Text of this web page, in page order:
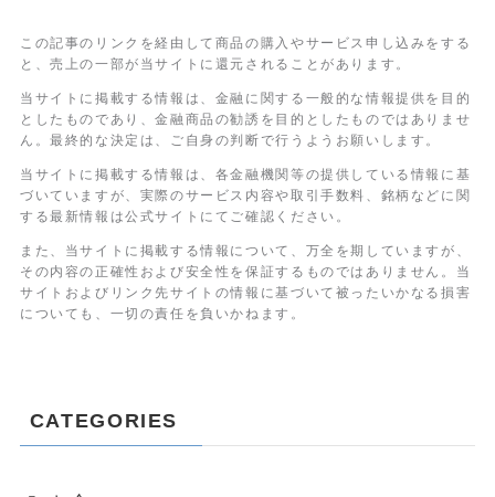
この記事のリンクを経由して商品の購入やサービス申し込みをする
と、売上の一部が当サイトに還元されることがあります。
当サイトに掲載する情報は、金融に関する一般的な情報提供を目的
としたものであり、金融商品の勧誘を目的としたものではありませ
ん。最終的な決定は、ご自身の判断で行うようお願いします。
当サイトに掲載する情報は、各金融機関等の提供している情報に基
づいていますが、実際のサービス内容や取引手数料、銘柄などに関
する最新情報は公式サイトにてご確認ください。
また、当サイトに掲載する情報について、万全を期していますが、
その内容の正確性および安全性を保証するものではありません。当
サイトおよびリンク先サイトの情報に基づいて被ったいかなる損害
についても、一切の責任を負いかねます。
CATEGORIES